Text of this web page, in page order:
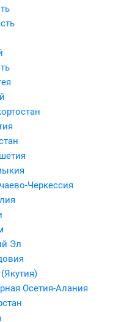
Черкессия
Эл
Осетия-Алания